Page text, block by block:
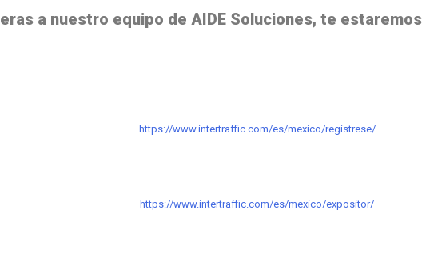
a nuestro equipo de AIDE Soluciones, te
https://www.intertraffic.com/es/mexico/registrese/
https://www.intertraffic.com/es/mexico/expositor/